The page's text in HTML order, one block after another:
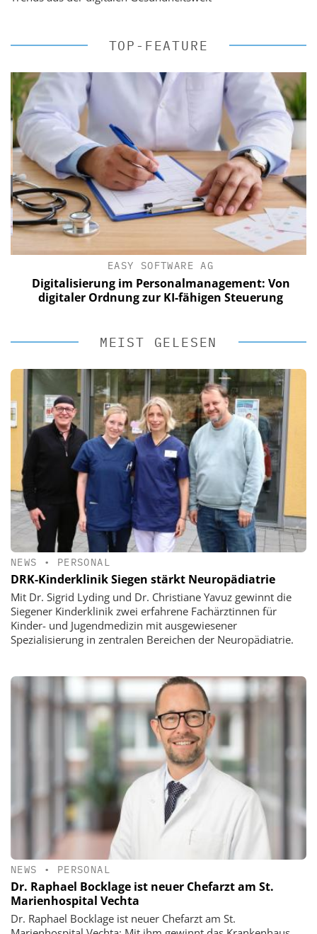
TOP-FEATURE
EASY SOFTWARE AG
Digitalisierung im Personalmanagement: Von
digitaler Ordnung zur KI-fähigen Steuerung
MEIST GELESEN
NEWS • PERSONAL
DRK-Kinderklinik Siegen stärkt Neuropädiatrie
Mit Dr. Sigrid Lyding und Dr. Christiane Yavuz gewinnt die
Siegener Kinderklinik zwei erfahrene Fachärztinnen für
Kinder- und Jugendmedizin mit ausgewiesener
Spezialisierung in zentralen Bereichen der Neuropädiatrie.
NEWS • PERSONAL
Dr. Raphael Bocklage ist neuer Chefarzt am St.
Marienhospital Vechta
Dr. Raphael Bocklage ist neuer Chefarzt am St.